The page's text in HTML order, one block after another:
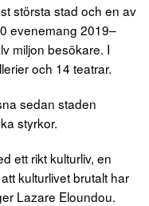
största stad och en av
evenemang 2019–
miljon besökare. I
och 14 teatrar.
sedan staden
styrkor.
ett rikt kulturliv, en
kulturlivet brutalt har
Lazare Eloundou.